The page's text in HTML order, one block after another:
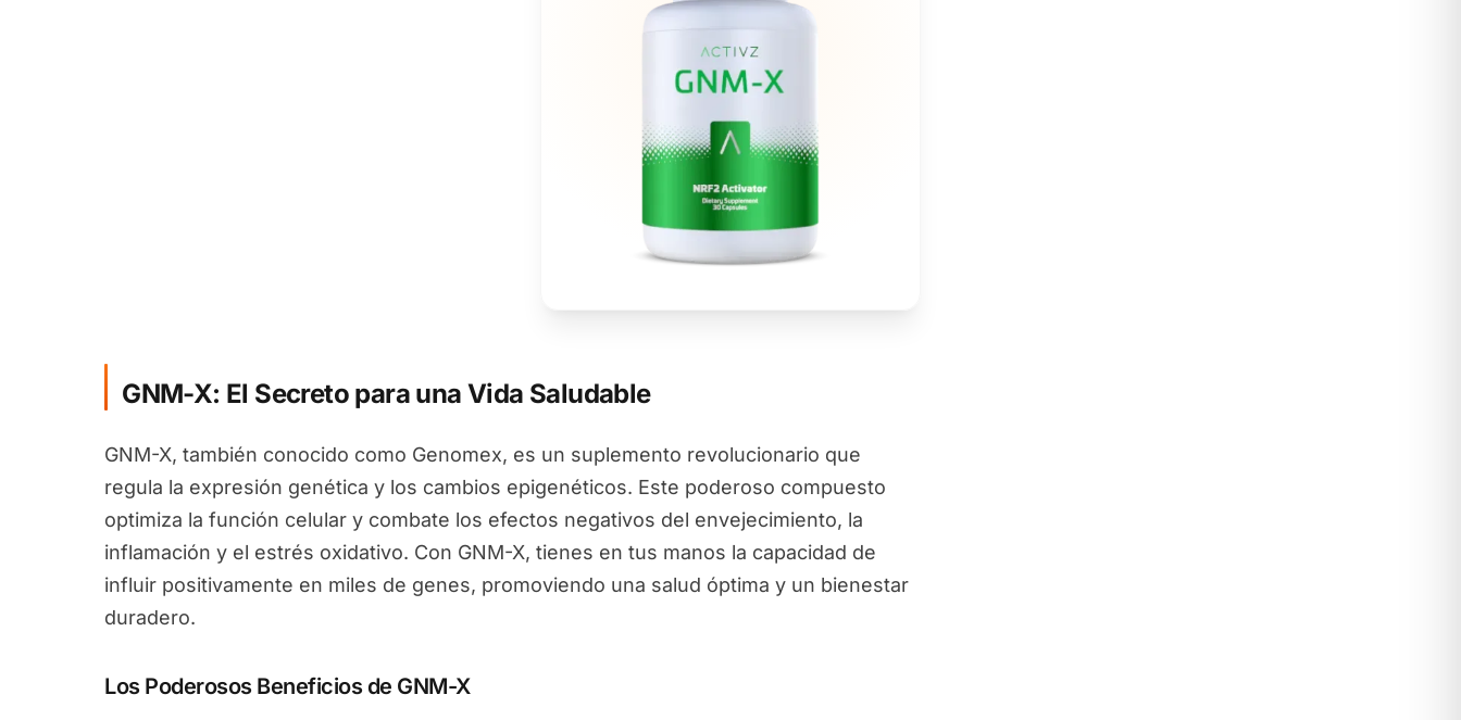
GNM-X: El Secreto para una Vida Saludable
GNM-X, también conocido como Genomex, es un suplemento revolucionario que
regula la expresión genética y los cambios epigenéticos. Este poderoso compuesto
optimiza la función celular y combate los efectos negativos del envejecimiento, la
inflamación y el estrés oxidativo. Con GNM-X, tienes en tus manos la capacidad de
influir positivamente en miles de genes, promoviendo una salud óptima y un bienestar
duradero.
Los Poderosos Beneficios de GNM-X